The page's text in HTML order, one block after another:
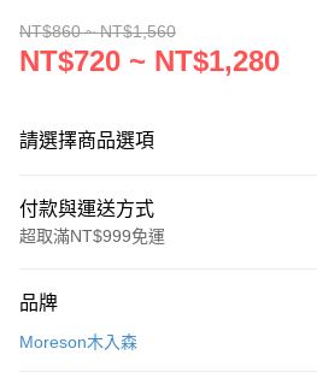
NT$860 ~ NT$1,560
NT$720 ~ NT$1,280
請選擇商品選項
付款與運送方式
超取滿NT$999免運
信用卡一次付款
品牌
Moreson木入森